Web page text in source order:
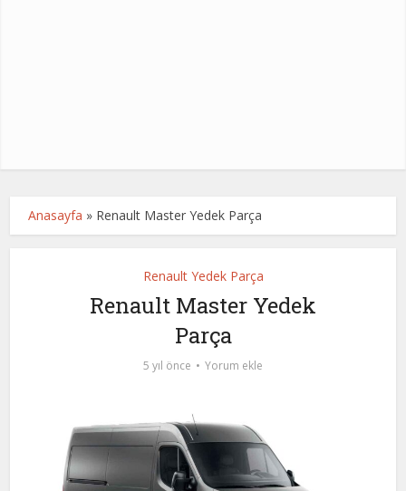
Anasayfa » Renault Master Yedek Parça
Renault Yedek Parça
Renault Master Yedek
Parça
5 yıl önce Yorum ekle